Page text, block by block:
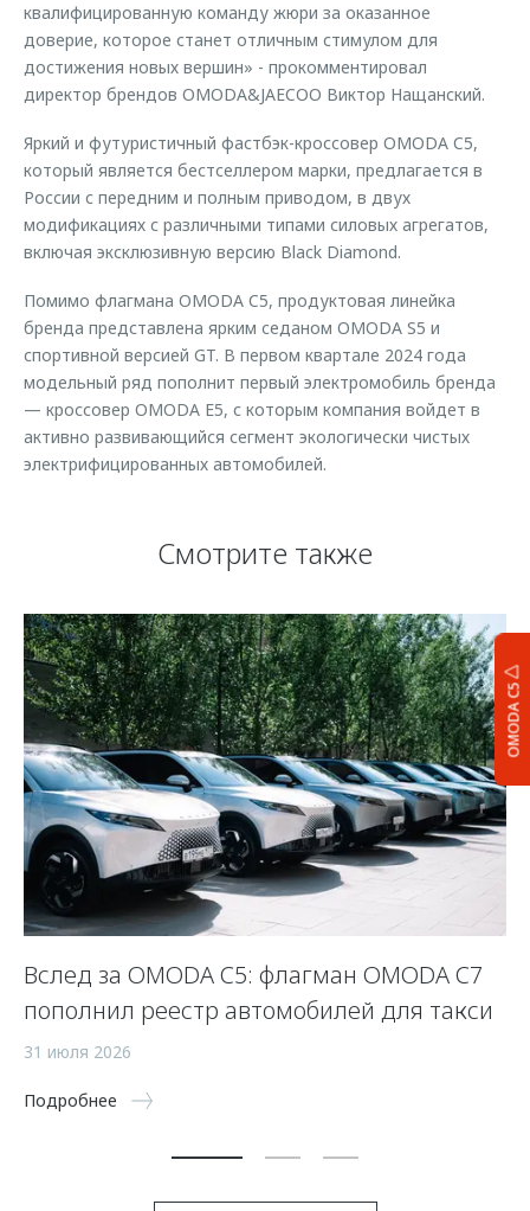
OMODA C5
квалифицированную команду жюри за оказанное
доверие, которое станет отличным стимулом для
достижения новых вершин» - прокомментировал
директор брендов OMODA&JAECOO Виктор Нащанский.
Яркий и футуристичный фастбэк-кроссовер OMODA C5,
который является бестселлером марки, предлагается в
России с передним и полным приводом, в двух
модификациях с различными типами силовых агрегатов,
включая эксклюзивную версию Black Diamond.
Помимо флагмана OMODA C5, продуктовая линейка
бренда представлена ярким седаном OMODA S5 и
спортивной версией GT. В первом квартале 2024 года
модельный ряд пополнит первый электромобиль бренда
— кроссовер OMODA E5, с которым компания войдет в
активно развивающийся сегмент экологически чистых
электрифицированных автомобилей.
Смотрите также
Вслед за OMODA C5: флагман OMODA C7
пополнил реестр автомобилей для такси
31 июля 2026
Подробнее